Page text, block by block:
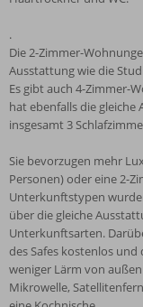
.
Die 2-Zimmer-
Ausstattung wie die
Es gibt auch 4-Zimmer-
hat ebenfalls die
insgesamt 3
Sie bevorzugen mehr
Personen) oder eine 2-
Unterkunftstypen
über die gleiche
Unterkunftsarten.
des Safes kostenlos und
weniger Lärm von
Mikrowelle,